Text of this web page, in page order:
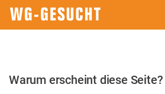
Bitte
Warum erscheint diese Seite?